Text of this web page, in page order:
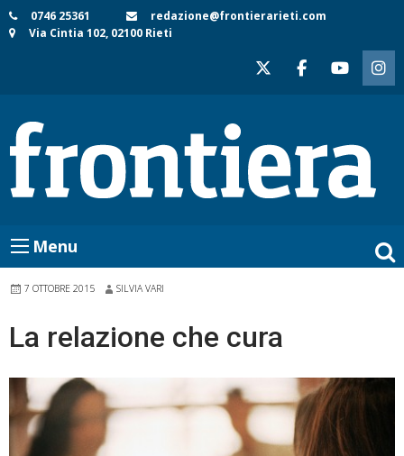
Skip
to
0746 25361
redazione@frontierarieti.com
Via Cintia 102, 02100 Rieti
Menu
7 OTTOBRE 2015 SILVIA VARI
La relazione che cura